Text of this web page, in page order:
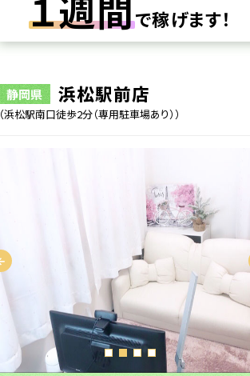
で稼げます！
静岡県 浜松駅前店
（浜松駅南口徒歩2分（専用駐車場あり））